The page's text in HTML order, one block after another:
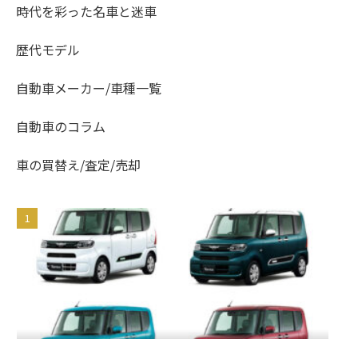
時代を彩った名車と迷車
歴代モデル
自動車メーカー/車種一覧
自動車のコラム
車の買替え/査定/売却